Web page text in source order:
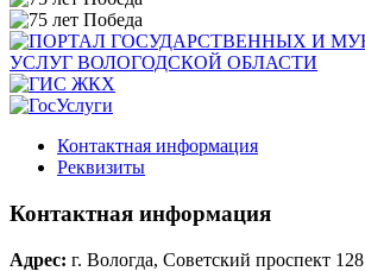
Контактная информация
Реквизиты
Контактная информация
Адрес: г. Вологда, Советский проспект 128